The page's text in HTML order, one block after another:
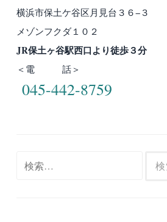
横浜市保土ケ谷区月見台３６−３
メゾンフクダ１０２
JR保土ヶ谷駅西口より徒歩３分
＜電 話＞
045-442-8759